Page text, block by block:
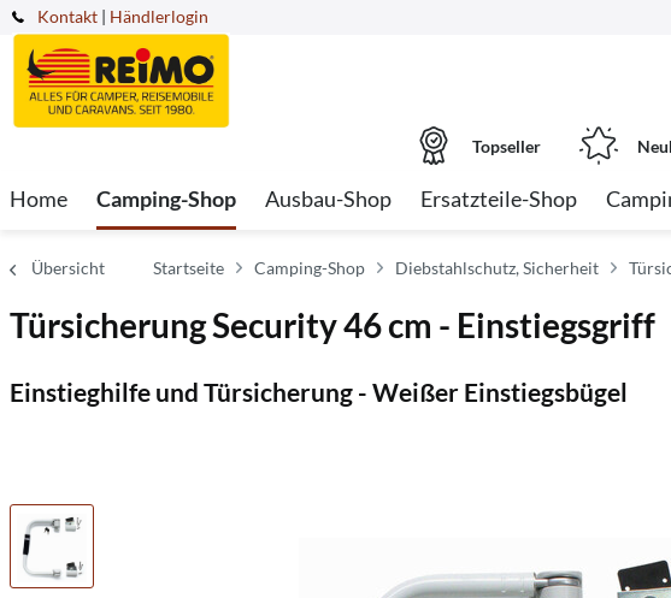
Kontakt | Händlerlogin
Topseller
Home Camping-Shop Ausbau-Shop Ersatzteile-Shop
Übersicht Startseite Camping-Shop Diebstahlschutz, Sicherheit
Türsicherung Security 46 cm - Einstiegsgriff
Einstieghilfe und Türsicherung - Weißer Einstiegsbügel